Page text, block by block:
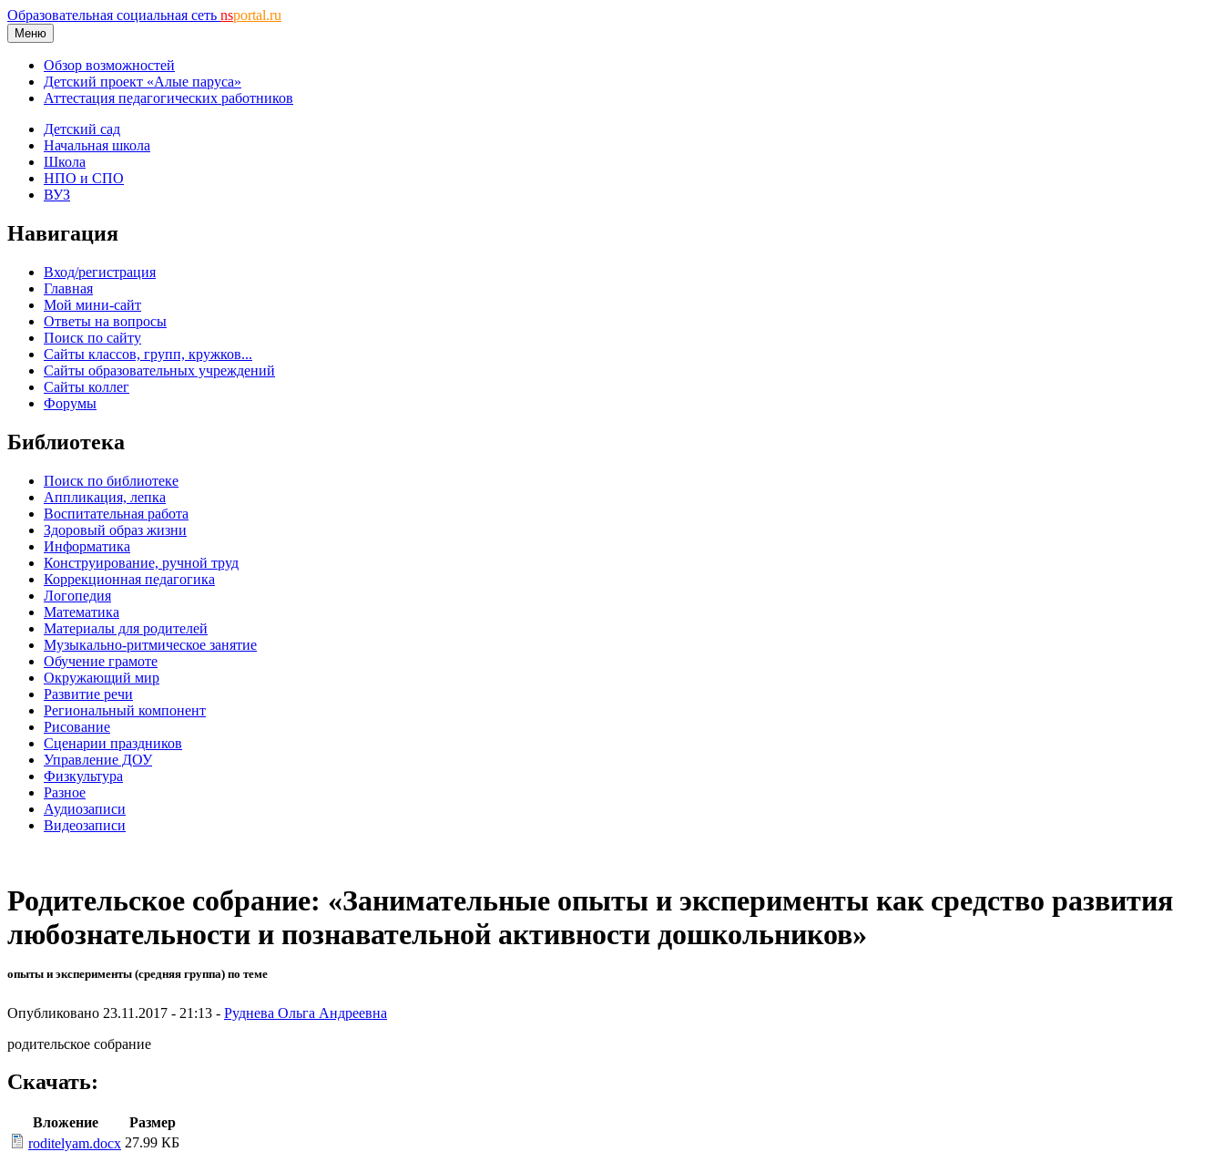
Образовательная социальная сеть nsportal.ru
Меню
Обзор возможностей
Детский проект «Алые паруса»
Аттестация педагогических работников
Детский сад
Начальная школа
Школа
НПО и СПО
ВУЗ
Навигация
Вход/регистрация
Главная
Мой мини-сайт
Ответы на вопросы
Поиск по сайту
Сайты классов, групп, кружков...
Сайты образовательных учреждений
Сайты коллег
Форумы
Библиотека
Поиск по библиотеке
Аппликация, лепка
Воспитательная работа
Здоровый образ жизни
Информатика
Конструирование, ручной труд
Коррекционная педагогика
Логопедия
Математика
Материалы для родителей
Музыкально-ритмическое занятие
Обучение грамоте
Окружающий мир
Развитие речи
Региональный компонент
Рисование
Сценарии праздников
Управление ДОУ
Физкультура
Разное
Аудиозаписи
Видеозаписи
Родительское собрание: «Занимательные опыты и эксперименты как средство развития
любознательности и познавательной активности дошкольников»
опыты и эксперименты (средняя группа) по теме
Опубликовано 23.11.2017 - 21:13 - Руднева Ольга Андреевна
родительское собрание
Скачать:
Вложение
Размер
roditelyam.docx 27.99 КБ